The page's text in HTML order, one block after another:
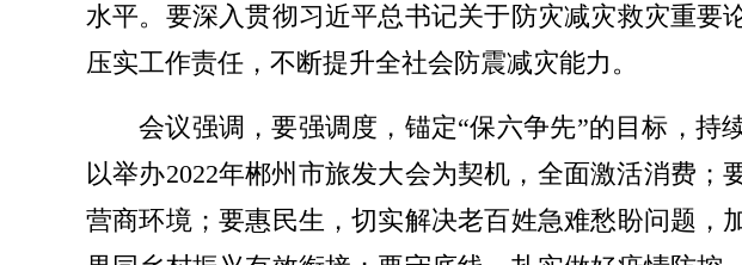
水平。要深入贯彻习近平总书记关于防灾减灾救灾重要
压实工作责任，不断提升全社会防震减灾能力。
会议强调，要强调度，锚定“保六争先”的目标，持
以举办2022年郴州市旅发大会为契机，全面激活消费
营商环境；要惠民生，切实解决老百姓急难愁盼问题